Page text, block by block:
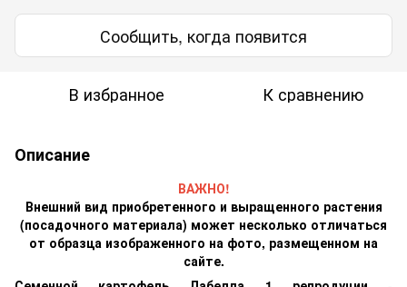
Сообщить, когда появится
В избранное К сравнению
Описание
ВАЖНО!
Внешний вид приобретенного и выращенного растения
(посадочного материала) может несколько отличаться
от образца изображенного на фото, размещенном на
сайте.